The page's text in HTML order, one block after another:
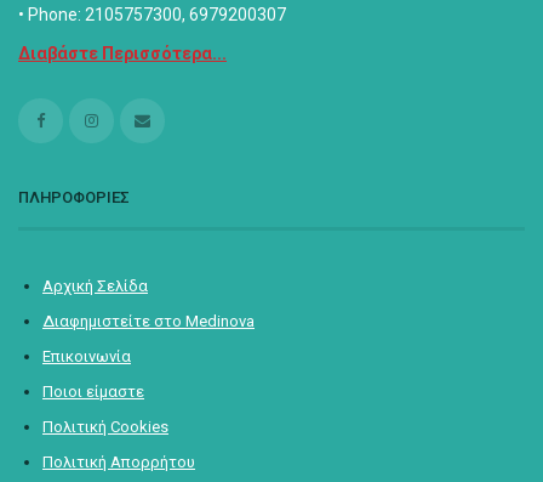
• Phone: 2105757300, 6979200307
Διαβάστε Περισσότερα...
ΠΛΗΡΟΦΟΡΙΕΣ
Αρχική Σελίδα
Διαφημιστείτε στο Medinova
Επικοινωνία
Ποιοι είμαστε
Πολιτική Cookies
Πολιτική Απορρήτου